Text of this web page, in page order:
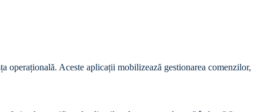
Aceste aplicații mobilizează gestionarea comenzilor,